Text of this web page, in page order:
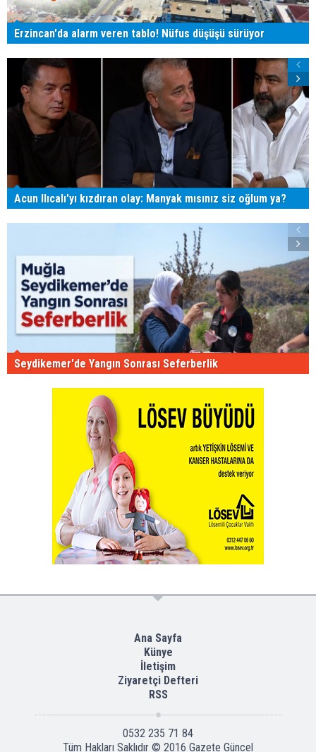
Erzincan'da alarm veren tablo! Nüfus düşüşü sürüyor
Acun Ilıcalı'yı kızdıran olay: Manyak mısınız siz oğlum ya?
Seydikemer'de Yangın Sonrası Seferberlik
Ana Sayfa
Künye
İletişim
Ziyaretçi Defteri
RSS
0532 235 71 84
Tüm Hakları Saklıdır © 2016 Gazete Güncel